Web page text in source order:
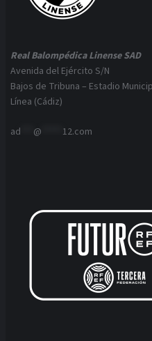
Real Balompédica Linense SAD
Avenida del Ejército S/N
Bajos de Tribuna – Estadio
Línea (Cádiz)
ad @ 12.com